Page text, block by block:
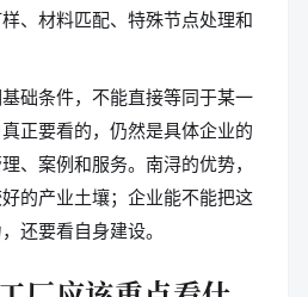
、材料匹配、特殊节点处理和
础条件，不能直接等同于某一
正要看的，仍然是具体企业的
、案例和服务。南浔的优势，
的产业土壤；企业能不能把这
还要看自身建设。